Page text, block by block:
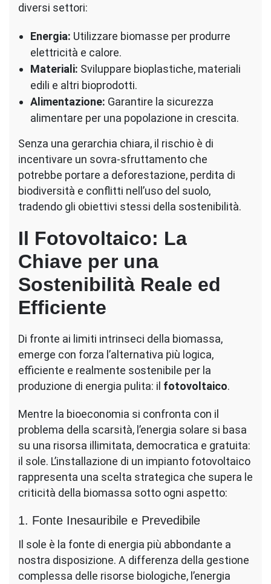
diversi settori:
Energia: Utilizzare biomasse per produrre
elettricità e calore.
Materiali: Sviluppare bioplastiche, materiali
edili e altri bioprodotti.
Alimentazione: Garantire la sicurezza
alimentare per una popolazione in crescita.
Senza una gerarchia chiara, il rischio è di
incentivare un sovra-sfruttamento che
potrebbe portare a deforestazione, perdita di
biodiversità e conflitti nell’uso del suolo,
tradendo gli obiettivi stessi della sostenibilità.
Il Fotovoltaico: La
Chiave per una
Sostenibilità Reale ed
Efficiente
Di fronte ai limiti intrinseci della biomassa,
emerge con forza l’alternativa più logica,
efficiente e realmente sostenibile per la
produzione di energia pulita: il fotovoltaico.
Mentre la bioeconomia si confronta con il
problema della scarsità, l’energia solare si basa
su una risorsa illimitata, democratica e gratuita:
il sole. L’installazione di un impianto fotovoltaico
rappresenta una scelta strategica che supera le
criticità della biomassa sotto ogni aspetto:
1. Fonte Inesauribile e Prevedibile
Il sole è la fonte di energia più abbondante a
nostra disposizione. A differenza della gestione
complessa delle risorse biologiche, l’energia